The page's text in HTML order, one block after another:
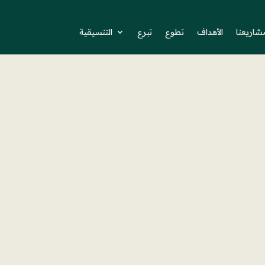
الأهداف تطوع تبرع التنسيقية